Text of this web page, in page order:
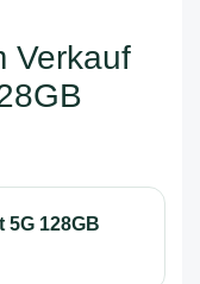
Verkauf
5G 128GB